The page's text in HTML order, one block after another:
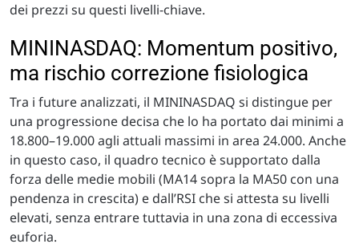
dei prezzi su questi livelli-chiave.
MININASDAQ: Momentum positivo,
ma rischio correzione fisiologica
Tra i future analizzati, il MININASDAQ si distingue per
una progressione decisa che lo ha portato dai minimi a
18.800–19.000 agli attuali massimi in area 24.000. Anche
in questo caso, il quadro tecnico è supportato dalla
forza delle medie mobili (MA14 sopra la MA50 con una
pendenza in crescita) e dall’RSI che si attesta su livelli
elevati, senza entrare tuttavia in una zona di eccessiva
euforia.